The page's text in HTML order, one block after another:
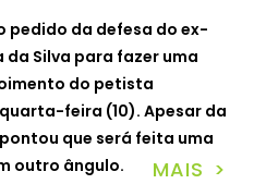
pedido da defesa do ex-
da Silva para fazer uma
do petista
feira (10). Apesar da
que será feita uma
outro ângulo.
MAIS >